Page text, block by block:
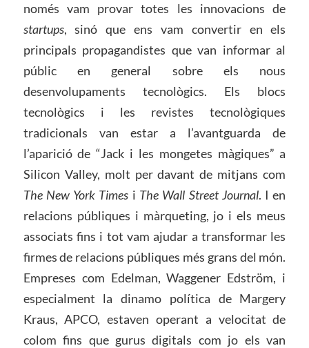
només vam provar totes les innovacions de
startups, sinó que ens vam convertir en els
principals propagandistes que van informar al
públic en general sobre els nous
desenvolupaments tecnològics. Els blocs
tecnològics i les revistes tecnològiques
tradicionals van estar a l’avantguarda de
l’aparició de “Jack i les mongetes màgiques” a
Silicon Valley, molt per davant de mitjans com
The New York Times i The Wall Street Journal. I en
relacions públiques i màrqueting, jo i els meus
associats fins i tot vam ajudar a transformar les
firmes de relacions públiques més grans del món.
Empreses com Edelman, Waggener Edström, i
especialment la dinamo política de Margery
Kraus, APCO, estaven operant a velocitat de
colom fins que gurus digitals com jo els van